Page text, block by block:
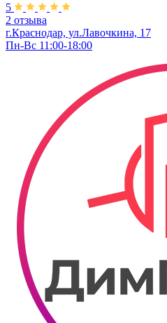
5
2 отзыва
г.Краснодар, ул.Лавочкина, 17
Пн-Вс 11:00-18:00